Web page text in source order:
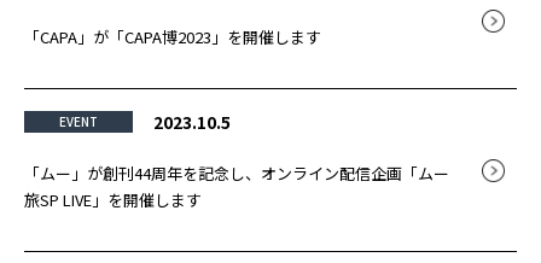
「CAPA」が「CAPA博2023」を開催します
EVENT 2023.10.5
「ムー」が創刊44周年を記念し、オンライン配信企画「ムー
旅SP LIVE」を開催します